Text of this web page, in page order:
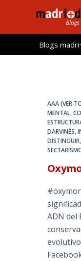
l
Blogs
AAA (VER
MENTAL,
DARVINÉS,
DISTINGUIR
ADN del